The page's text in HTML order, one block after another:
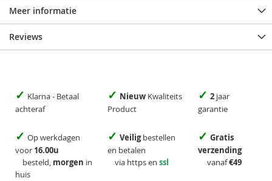
Meer informatie
Reviews
✓ Klarna - Betaal
achteraf
✓ Nieuw Kwaliteits
Product
✓ 2 jaar
garantie
✓ Op werkdagen
voor 16.00u
besteld, morgen in
huis
✓ Veiligbestellen
en betalen
via https en ssl
✓ Gratis
verzending
vanaf€49